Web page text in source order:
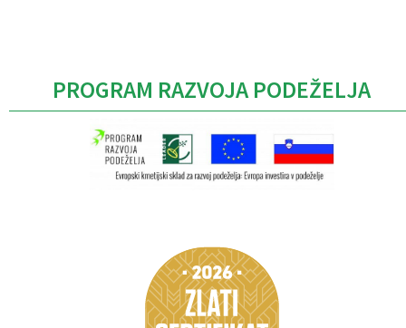
PROGRAM RAZVOJA PODEŽELJA